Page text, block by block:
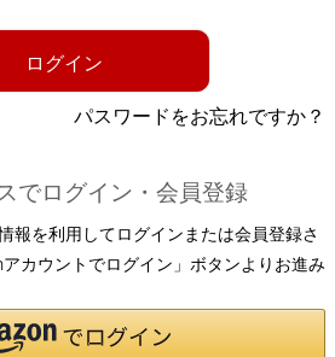
ログイン
パスワードをお忘れですか？
でログイン・会員登録
報を利用してログインまたは会員登録さ
カウントでログイン」ボタンよりお進み